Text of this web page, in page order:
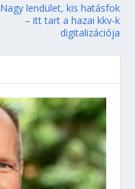
Nagy lendület, kis hatásfok
– itt tart a hazai kkv-k
digitalizációja